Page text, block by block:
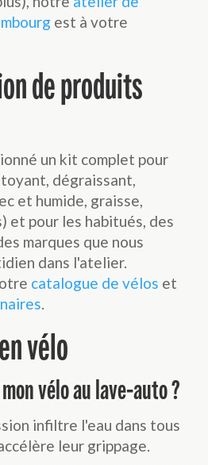
est à votre
de produits
un kit complet pour
dégraissant,
et humide, graisse,
et pour les habitués, des
marques que nous
dans l'atelier.
catalogue de vélos et
.
vélo
vélo au lave-auto ?
infiltre l'eau dans tous
leur grippage.